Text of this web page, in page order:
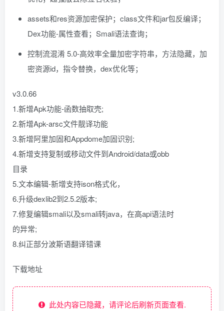
assets和res资源加密保护；class文件和jar包反编译；
Dex功能-属性查看；Smali语法查询；
控制流混淆 5.0-高效率全量加密字符串，方法隐藏，加
密资源id，指令替换，dex优化等；
v3.0.66
1.新增Apk功能-函数抽取壳;
2.新增Apk-arsc文件靓译功能
3.新增阿里加固和Appdome加固识别;
4.新增支持复制或移动文件到Android/data或obb
目录
5.文本编辑-新增支持ison格式化，
6.升级dexlib2到2.5.2版本;
7.修复编辑smali以及smali转java，在高api语法时
的异常;
8.纠正部分波斯语翻译错课
下载地址
此处内容已隐藏，请评论后刷新页面查看.